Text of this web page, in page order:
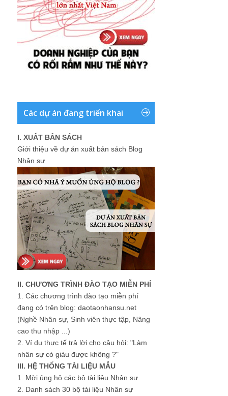
Các dự án đang triển khai
I. XUẤT BẢN SÁCH
Giới thiệu về dự án xuất bản sách Blog
Nhân sự
II. CHƯƠNG TRÌNH ĐÀO TẠO MIỄN PHÍ
1. Các chương trình đào tạo miễn phí
đang có trên blog: daotaonhansu.net
(Nghề Nhân sự, Sinh viên thực tập, Nâng
cao thu nhập ...)
2. Ví dụ thực tế trả lời cho câu hỏi: "Làm
nhân sự có giàu được không ?"
III. HỆ THỐNG TÀI LIỆU MẪU
1. Mời ủng hộ các bộ tài liệu Nhân sự
2. Danh sách 30 bộ tài liệu Nhân sự